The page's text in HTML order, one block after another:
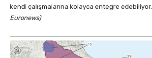
kendi çalışmalarına kolayca entegre edebiliyor.
Euronews)